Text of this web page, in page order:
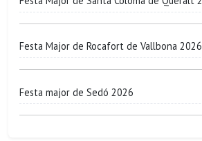
Festa Major de Rocafort de Vallbona 2026
Festa major de Sedó 2026